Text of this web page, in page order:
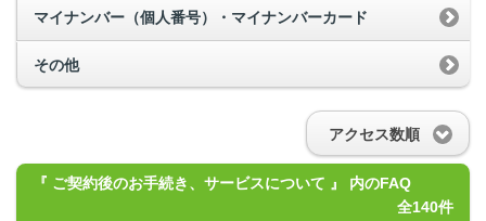
マイナンバー（個人番号）・マイナンバーカード
その他
アクセス数順
『 ご契約後のお手続き、サービスについて 』 内のFAQ
全140件